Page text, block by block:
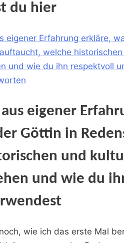
⁣du hier
eigener Erfahrung erkläre,
​welche
und wie du ‍ihn respektvoll
‍eigener‌
Göttin in⁢
und
und wie du
wie ich das erste Mal